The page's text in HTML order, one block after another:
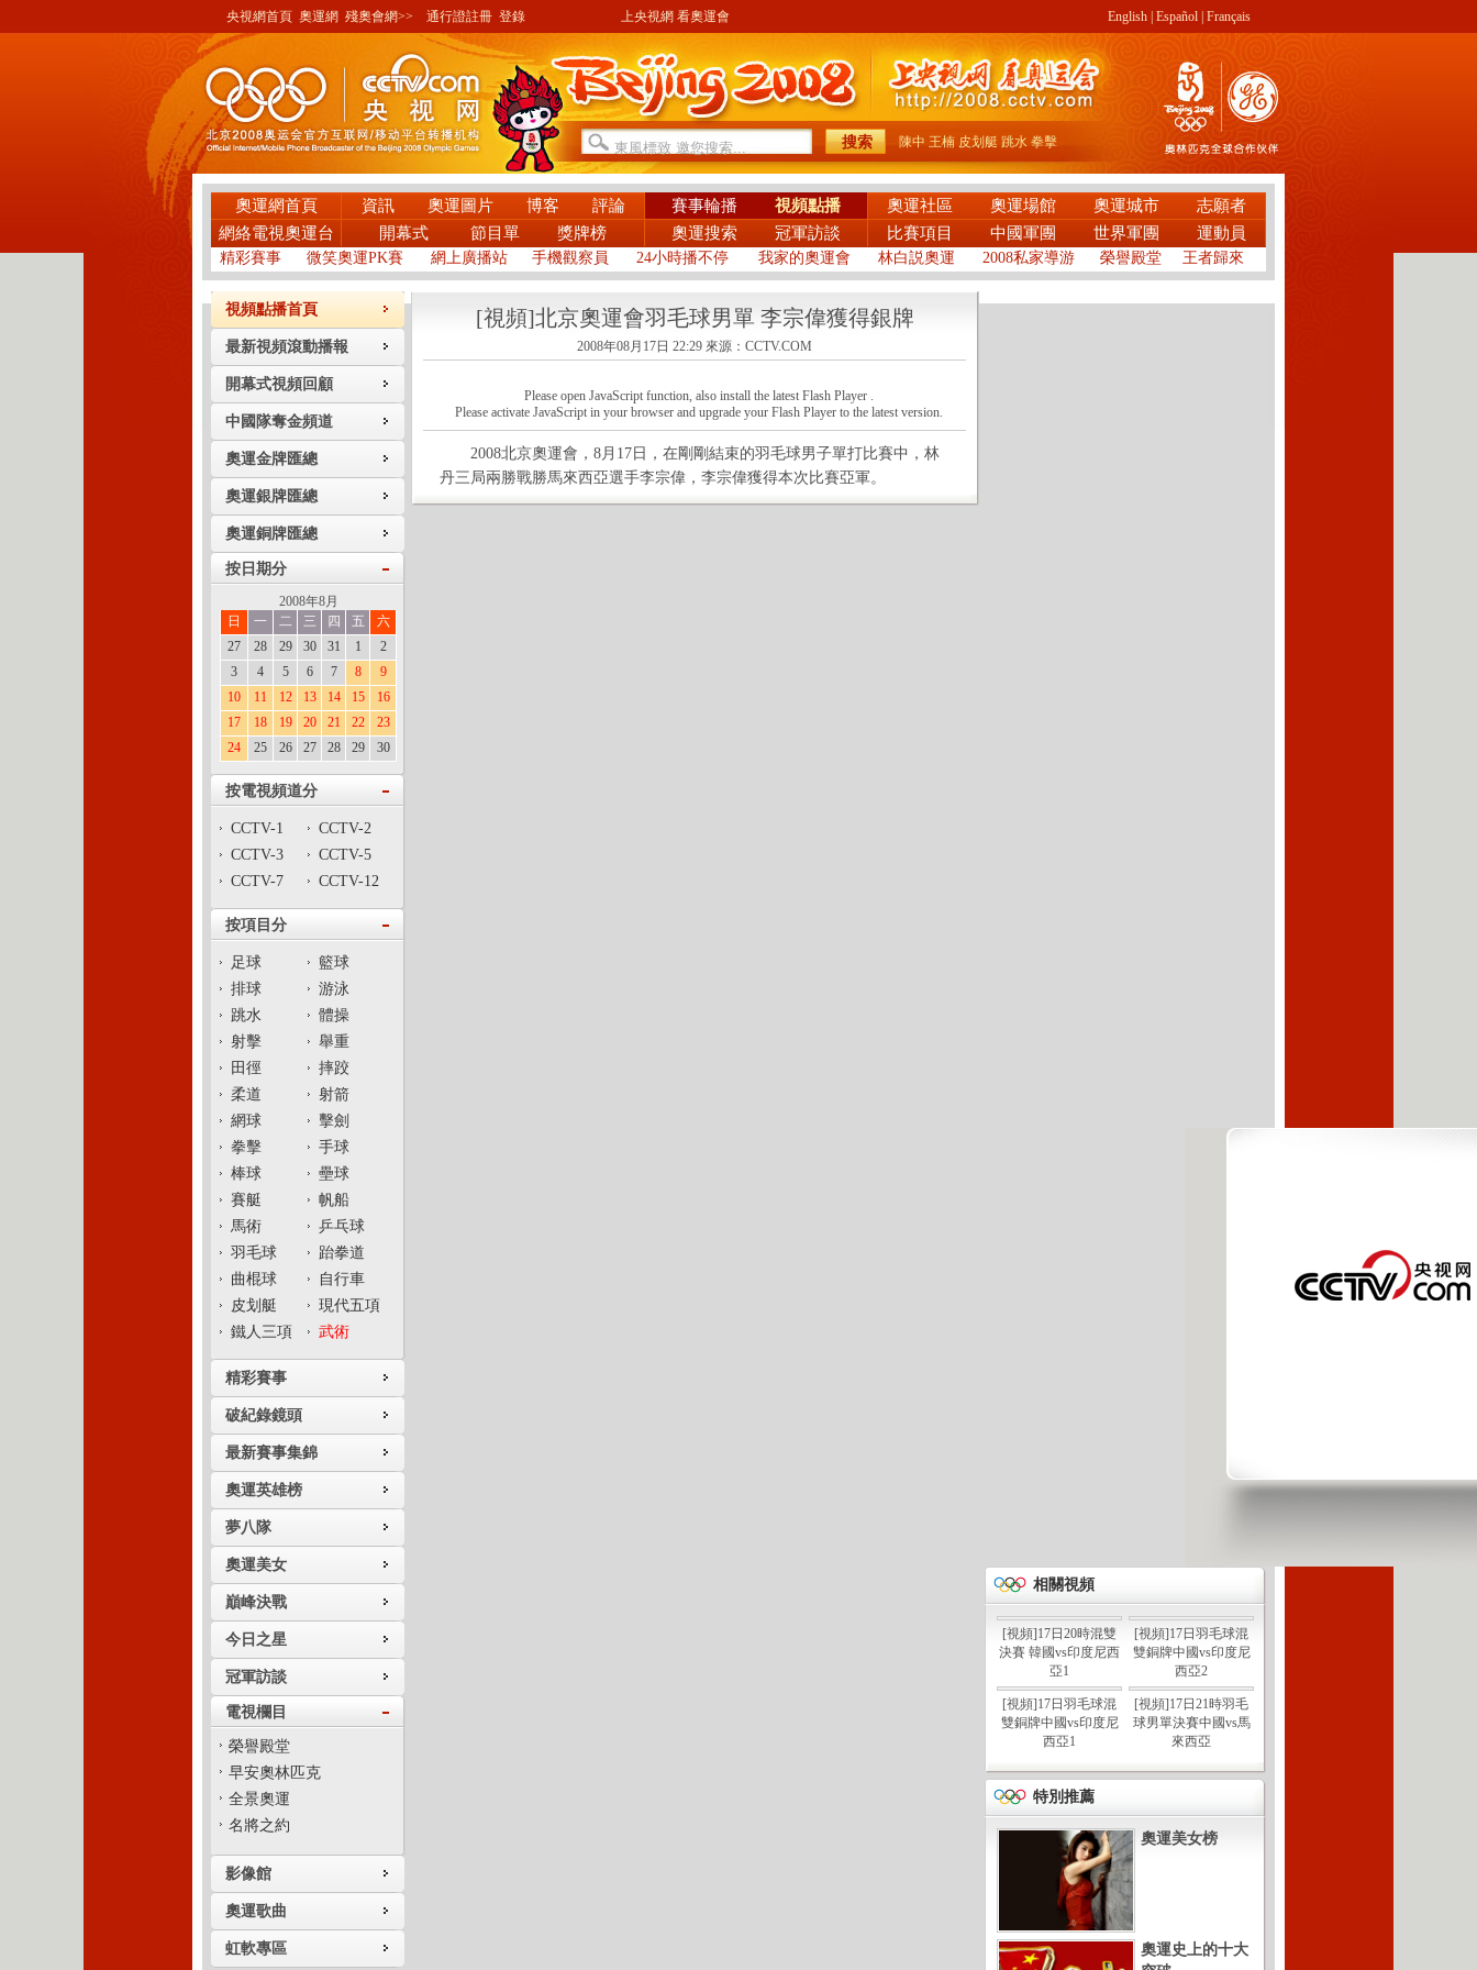
央視網首頁 奧運網 殘奧會網>> 通行證註冊 登錄 上央視網 看奧運會 English Español Français
陳中 王楠 皮划艇 跳水 拳擊
奧運網首頁 資訊 奧運圖片 博客 評論 賽事輪播 視頻點播 奧運社區 奧運場館 奧運城市
志願者
網絡電視奧運台
開幕式 節目單 獎牌榜 奧運搜索 冠軍訪談 比賽項目 中國軍團 世界軍團 運動員
精彩賽事 微笑奧運PK賽 網上廣播站 手機觀察員 24小時播不停 我家的奧運會 林白説奧運 2008私家導游 榮譽殿堂 王者歸來
視頻點播首頁
最新視頻滾動播報
開幕式視頻回顧
中國隊奪金頻道
奧運金牌匯總
奧運銀牌匯總
奧運銅牌匯總
按日期分
2008年8月
日
一 二 三 四 五
六
27
28 29 30 31 1
2
3
4 5 6 7 8
9
10
11 12 13 14 15
16
17
18 19 20 21 22
23
24
25 26 27 28 29 30
按電視頻道分
CCTV-1
CCTV-2
CCTV-3
CCTV-5
CCTV-7
CCTV-12
按項目分
足球
籃球
排球
游泳
跳水
體操
射擊
舉重
田徑
摔跤
柔道
射箭
網球
擊劍
拳擊
手球
棒球
壘球
賽艇
帆船
馬術
乒乓球
羽毛球
跆拳道
曲棍球
自行車
皮划艇
現代五項
鐵人三項
武術
精彩賽事
破紀錄鏡頭
最新賽事集錦
奧運英雄榜
夢八隊
奧運美女
巔峰決戰
今日之星
冠軍訪談
電視欄目
榮譽殿堂
早安奧林匹克
全景奧運
名將之約
影像館
奧運歌曲
虹軟專區
[視頻]北京奧運會羽毛球男單 李宗偉獲得銀牌
2008年08月17日 22:29 來源：CCTV.COM
Please open JavaScript function, also install the latest Flash Player .
Please activate JavaScript in your browser and upgrade your Flash Player to the latest version.
2008北京奧運會，8月17日，在剛剛結束的羽毛球男子單打比賽中，林
丹三局兩勝戰勝馬來西亞選手李宗偉，李宗偉獲得本次比賽亞軍。
相關視頻
[視頻]17日20時混雙
決賽 韓國vs印度尼西
亞1
[視頻]17日羽毛球混
雙銅牌中國vs印度尼
西亞2
[視頻]17日羽毛球混
雙銅牌中國vs印度尼
西亞1
[視頻]17日21時羽毛
球男單決賽中國vs馬
來西亞
特別推薦
奧運美女榜
奧運史上的十大